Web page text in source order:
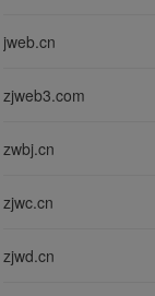
jweb.cn
zjweb3.com
zwbj.cn
zjwc.cn
zjwd.cn